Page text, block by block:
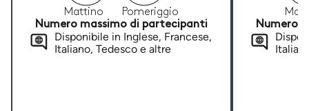
Mattino
Pomeriggio
Numero massimo di partecipanti
Disponibile in Inglese, Francese,
Italiano, Tedesco e altre
Numero